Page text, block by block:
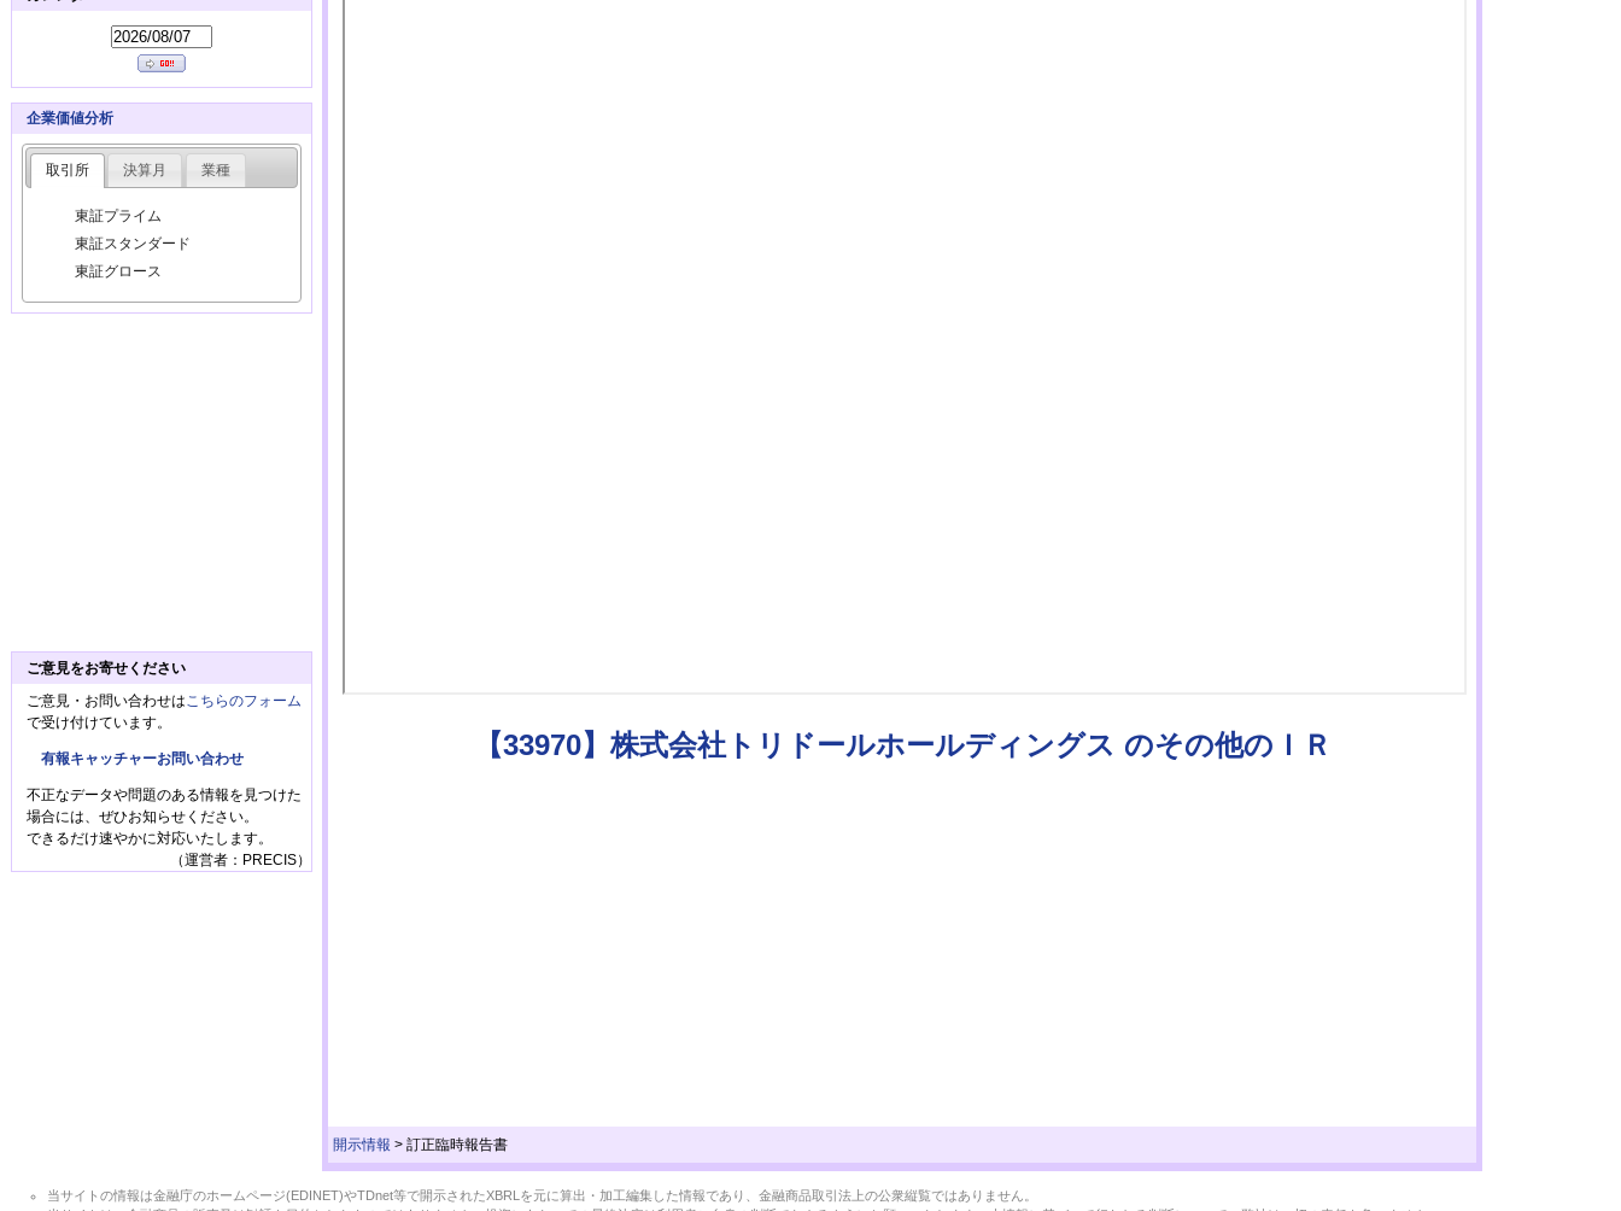
【33970】株式会社トリドールホールディングス のその他のＩＲ
開示情報 > 訂正臨時報告書
企業価値分析
取引所 決算月 業種
東証プライム
東証スタンダード
東証グロース
ご意見をお寄せください
ご意見・お問い合わせは こちらのフォーム
で受け付けています。
有報キャッチャーお問い合わせ
不正なデータや問題のある情報を見つけた
場合には、ぜひお知らせください。
できるだけ速やかに対応いたします。
（運営者：PRECIS）
当サイトの情報は金融庁のホームページ(EDINET)やTDnet等で開示されたXBRLを元に算出・加工編集した情報であり、金融商品取引法上の公衆縦覧ではありません。